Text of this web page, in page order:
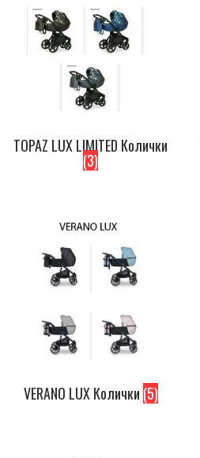
TOPAZ LUX LIMITED Колички
(3)
VERANO LUX Колички (5)